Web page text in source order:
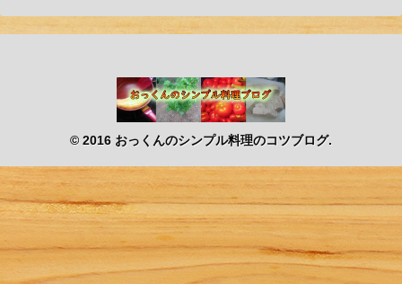
© 2016 おっくんのシンプル料理のコツブログ.